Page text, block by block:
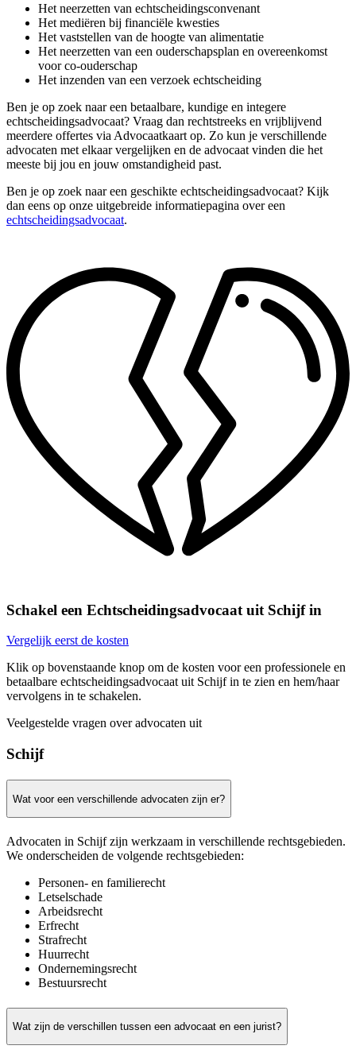
Het neerzetten van echtscheidingsconvenant
Het mediëren bij financiële kwesties
Het vaststellen van de hoogte van alimentatie
Het neerzetten van een ouderschapsplan en overeenkomst
voor co-ouderschap
Het inzenden van een verzoek echtscheiding
Ben je op zoek naar een betaalbare, kundige en integere
echtscheidingsadvocaat? Vraag dan rechtstreeks en vrijblijvend
meerdere offertes via Advocaatkaart op. Zo kun je verschillende
advocaten met elkaar vergelijken en de advocaat vinden die het
meeste bij jou en jouw omstandigheid past.
Ben je op zoek naar een geschikte echtscheidingsadvocaat? Kijk
dan eens op onze uitgebreide informatiepagina over een
echtscheidingsadvocaat.
Schakel een Echtscheidingsadvocaat uit Schijf in
Vergelijk eerst de kosten
Klik op bovenstaande knop om de kosten voor een professionele en
betaalbare echtscheidingsadvocaat uit Schijf in te zien en hem/haar
vervolgens in te schakelen.
Veelgestelde vragen over advocaten uit
Schijf
Wat voor een verschillende advocaten zijn er?
Advocaten in Schijf zijn werkzaam in verschillende rechtsgebieden.
We onderscheiden de volgende rechtsgebieden:
Personen- en familierecht
Letselschade
Arbeidsrecht
Erfrecht
Strafrecht
Huurrecht
Ondernemingsrecht
Bestuursrecht
Wat zijn de verschillen tussen een advocaat en een jurist?